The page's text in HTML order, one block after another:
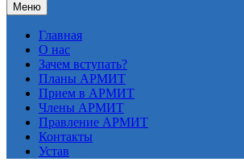
Меню
Главная
О нас
Зачем вступать?
Планы АРМИТ
Прием в АРМИТ
Члены АРМИТ
Правление АРМИТ
Контакты
Устав